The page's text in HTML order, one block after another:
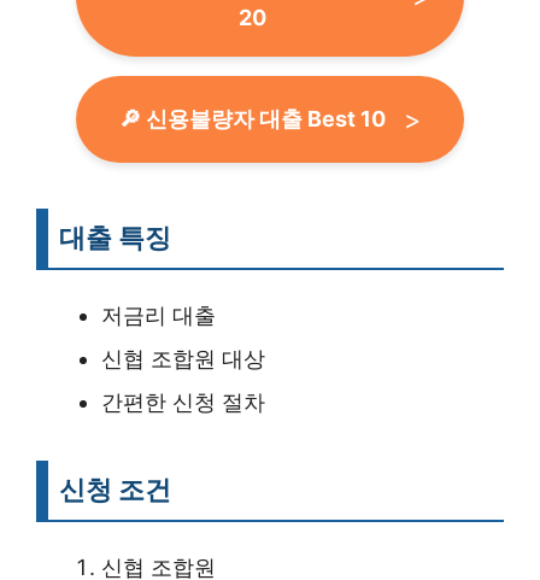
20
🔎 신용불량자 대출 Best 10
대출 특징
저금리 대출
신협 조합원 대상
간편한 신청 절차
신청 조건
신협 조합원